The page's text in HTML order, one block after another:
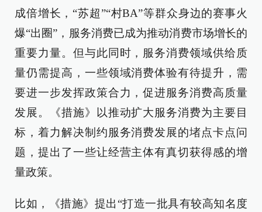
成倍增长，“苏超”“村BA”等群众身边的赛事火
爆“出圈”，服务消费已成为推动消费市场增长的
重要力量。但与此同时，服务消费领域供给质
量仍需提高，一些领域消费体验有待提升，需
要进一步发挥政策合力，促进服务消费高质量
发展。《措施》以推动扩大服务消费为主要目
标，着力解决制约服务消费发展的堵点卡点问
题，提出了一些让经营主体有真切获得感的增
量政策。
比如，《措施》提出“打造一批具有较高知名度